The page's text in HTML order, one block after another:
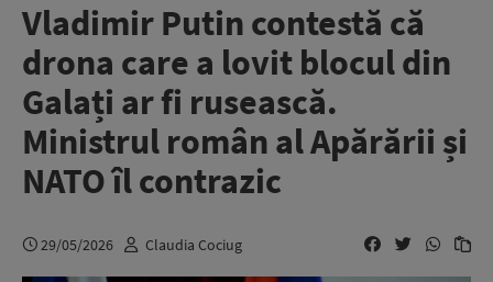
Vladimir Putin contestă că
drona care a lovit blocul din
Galați ar fi rusească.
Ministrul român al Apărării și
NATO îl contrazic
29/05/2026 Claudia Cociug